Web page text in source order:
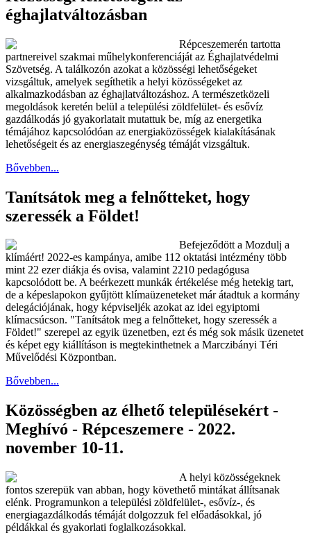
éghajlatváltozásban
Répceszemerén tartotta
partnereivel szakmai műhelykonferenciáját az Éghajlatvédelmi
Szövetség. A találkozón azokat a közösségi lehetőségeket
vizsgáltuk, amelyek segíthetik a helyi közösségeket az
alkalmazkodásban az éghajlatváltozáshoz. A természetközeli
megoldások keretén belül a települési zöldfelület- és esővíz
gazdálkodás jó gyakorlatait mutattuk be, míg az energetika
témájához kapcsolódóan az energiaközösségek kialakításának
lehetőségeit és az energiaszegénység témáját vizsgáltuk.
Bővebben...
Tanítsátok meg a felnőtteket, hogy
szeressék a Földet!
Befejeződött a Mozdulj a
klímáért! 2022-es kampánya, amibe 112 oktatási intézmény több
mint 22 ezer diákja és ovisa, valamint 2210 pedagógusa
kapcsolódott be. A beérkezett munkák értékelése még hetekig tart,
de a képeslapokon gyűjtött klímaüzeneteket már átadtuk a kormány
delegációjának, hogy képviseljék azokat az idei egyiptomi
klímacsúcson. "Tanítsátok meg a felnőtteket, hogy szeressék a
Földet!" szerepel az egyik üzenetben, ezt és még sok másik üzenetet
és képet egy kiállításon is megtekinthetnek a Marczibányi Téri
Művelődési Központban.
Bővebben...
Közösségben az élhető településekért -
Meghívó - Répceszemere - 2022.
november 10-11.
A helyi közösségeknek
fontos szerepük van abban, hogy követhető mintákat állítsanak
elénk. Programunkon a települési zöldfelület-, esővíz-, és
energiagazdálkodás témáját dolgozzuk fel előadásokkal, jó
példákkal és gyakorlati foglalkozásokkal.